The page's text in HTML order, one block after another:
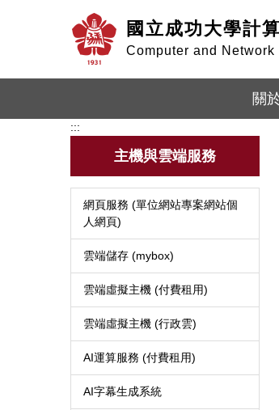
內
國立成功大學計
Computer and Network
關
:::
主機與雲端服務
網頁服務 (單位網站專案網站個
人網頁)
雲端儲存 (mybox)
雲端虛擬主機 (付費租用)
雲端虛擬主機 (行政雲)
AI運算服務 (付費租用)
AI字幕生成系統